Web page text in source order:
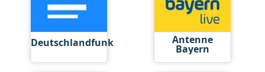
Deutschlandfunk Antenne
Bayern